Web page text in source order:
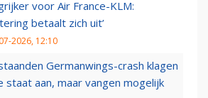
voor Air France-KLM:
betaalt zich uit’
2026, 12:10
Germanwings-crash klagen
staat aan, maar vangen mogelijk